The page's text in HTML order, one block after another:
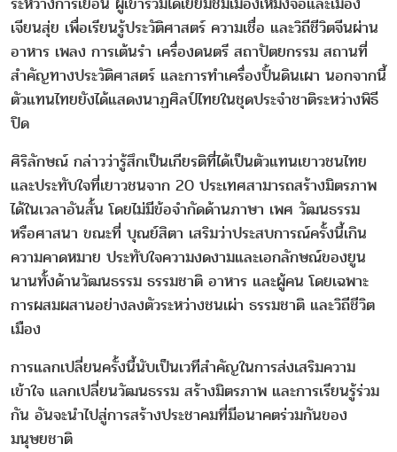
เจียนสุ่ย เพื่อเรียนรู้ประวัติศาสตร์ ความเชื่อ และวิถีชีวิตจีนผ่าน
อาหาร เพลง การเต้นรำ เครื่องดนตรี สถาปัตยกรรม สถานที่
สำคัญทางประวัติศาสตร์ และการทำเครื่องปั้นดินเผา นอกจากนี้
ตัวแทนไทยยังได้แสดงนาฏศิลป์ไทยในชุดประจำชาติระหว่างพิธี
ปิด
ศิริลักษณ์ กล่าวว่ารู้สึกเป็นเกียรติที่ได้เป็นตัวแทนเยาวชนไทย
และประทับใจที่เยาวชนจาก 20 ประเทศสามารถสร้างมิตรภาพ
ได้ในเวลาอันสั้น โดยไม่มีข้อจำกัดด้านภาษา เพศ วัฒนธรรม
หรือศาสนา ขณะที่ บุณย์สิตา เสริมว่าประสบการณ์ครั้งนี้เกิน
ความคาดหมาย ประทับใจความงดงามและเอกลักษณ์ของยูน
นานทั้งด้านวัฒนธรรม ธรรมชาติ อาหาร และผู้คน โดยเฉพาะ
การผสมผสานอย่างลงตัวระหว่างชนเผ่า ธรรมชาติ และวิถีชีวิต
เมือง
การแลกเปลี่ยนครั้งนี้นับเป็นเวทีสำคัญในการส่งเสริมความ
เข้าใจ แลกเปลี่ยนวัฒนธรรม สร้างมิตรภาพ และการเรียนรู้ร่วม
กัน อันจะนำไปสู่การสร้างประชาคมที่มีอนาคตร่วมกันของ
มนุษยชาติ